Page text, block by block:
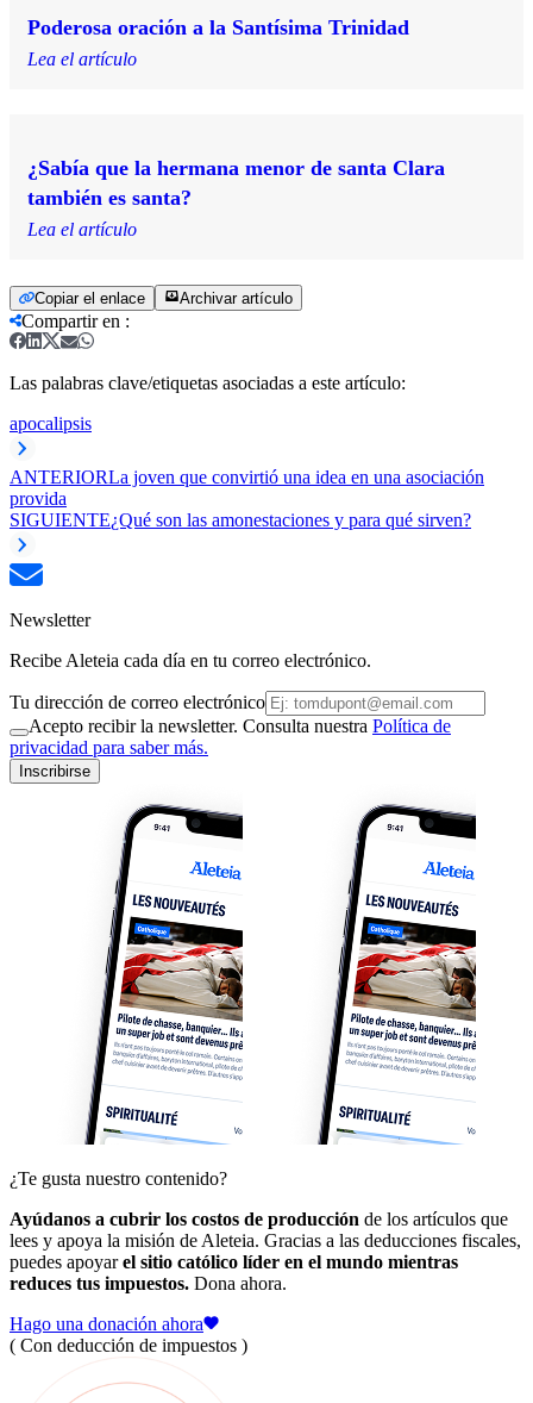
Poderosa oración a la Santísima Trinidad
Lea el artículo
¿Sabía que la hermana menor de santa Clara
también es santa?
Lea el artículo
Copiar el enlace Archivar artículo
Compartir en :
Las palabras clave/etiquetas asociadas a este artículo:
apocalipsis
ANTERIORLa joven que convirtió una idea en una asociación
provida
SIGUIENTE¿Qué son las amonestaciones y para qué sirven?
Newsletter
Recibe Aleteia cada día en tu correo electrónico.
Tu dirección de correo electrónico
Acepto recibir la newsletter. Consulta nuestra Política de
privacidad para saber más.
Inscribirse
¿Te gusta nuestro contenido?
Ayúdanos a cubrir los costos de producción de los artículos que
lees y apoya la misión de Aleteia. Gracias a las deducciones fiscales,
puedes apoyarel sitio católico líder en el mundo mientras
reduces tus impuestos. Dona ahora.
Hago una donación ahora
( Con deducción de impuestos )